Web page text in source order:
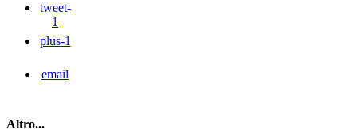
tweet-
1
plus-1
email
Altro...